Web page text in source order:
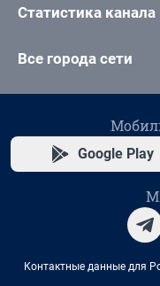
Статистика канала
Все города сети
Google Play
Контактные данные для